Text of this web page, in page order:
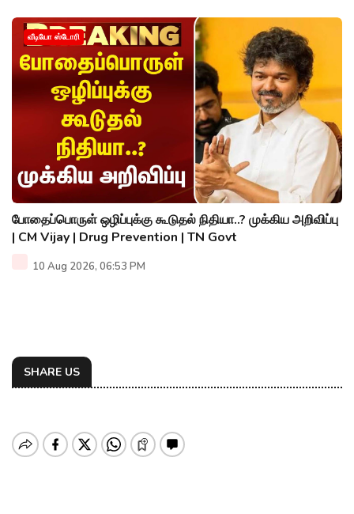
வீடியோ ஸ்டோரி
போதைப்பொருள் ஒழிப்புக்கு கூடுதல் நிதியா..? முக்கிய அறிவிப்பு
| CM Vijay | Drug Prevention | TN Govt
10 Aug 2026, 06:53 PM
SHARE US